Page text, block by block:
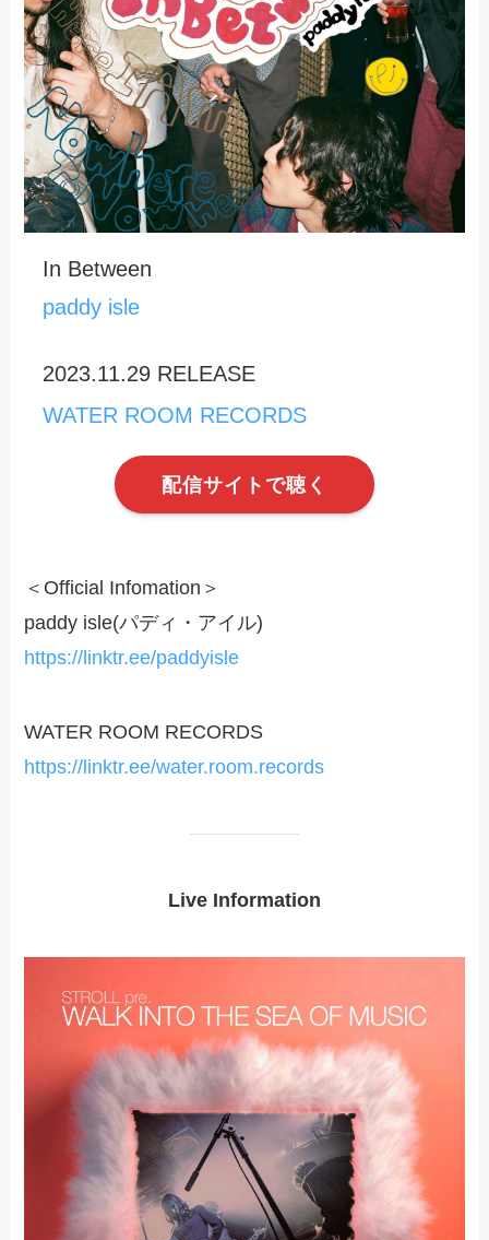
In Between
paddy isle
2023.11.29 RELEASE
WATER ROOM RECORDS
配信サイトで聴く
＜Official Infomation＞
paddy isle(パディ・アイル)
https://linktr.ee/paddyisle
WATER ROOM RECORDS
https://linktr.ee/water.room.records
Live Information